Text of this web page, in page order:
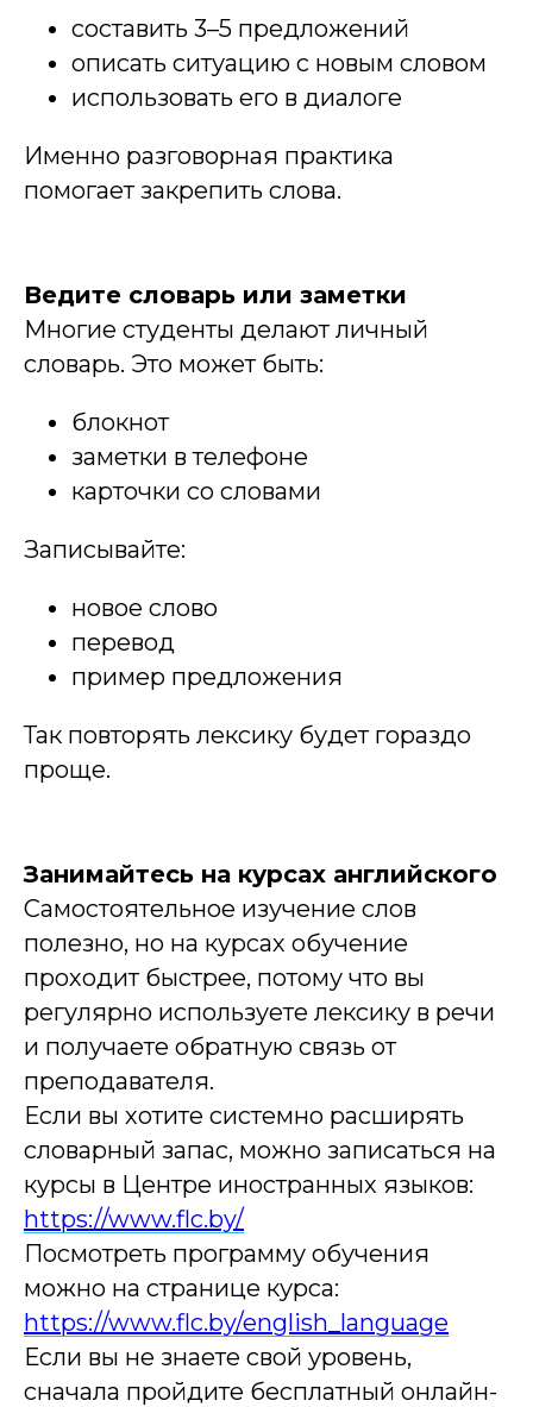
составить 3–5 предложений
описать ситуацию с новым словом
использовать его в диалоге
Именно разговорная практика
помогает закрепить слова.
Ведите словарь или заметки
Многие студенты делают личный
словарь. Это может быть:
блокнот
заметки в телефоне
карточки со словами
Записывайте:
новое слово
перевод
пример предложения
Так повторять лексику будет гораздо
проще.
Занимайтесь на курсах английского
Самостоятельное изучение слов
полезно, но на курсах обучение
проходит быстрее, потому что вы
регулярно используете лексику в речи
и получаете обратную связь от
преподавателя.
Если вы хотите системно расширять
словарный запас, можно записаться на
курсы в Центре иностранных языков:
https://www.flc.by/
Посмотреть программу обучения
можно на странице курса:
https://www.flc.by/english_language
Если вы не знаете свой уровень,
сначала пройдите бесплатный онлайн-